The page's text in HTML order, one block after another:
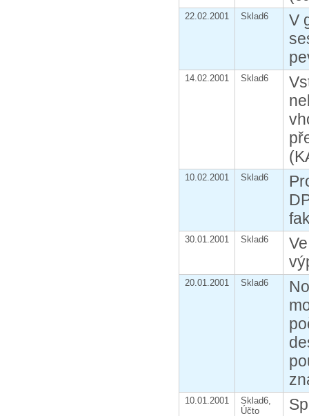
22.02.2001 Sklad6
V
14.02.2001 Sklad6
10.02.2001 Sklad6
30.01.2001 Sklad6
20.01.2001 Sklad6
10.01.2001
Sklad6,
Účto